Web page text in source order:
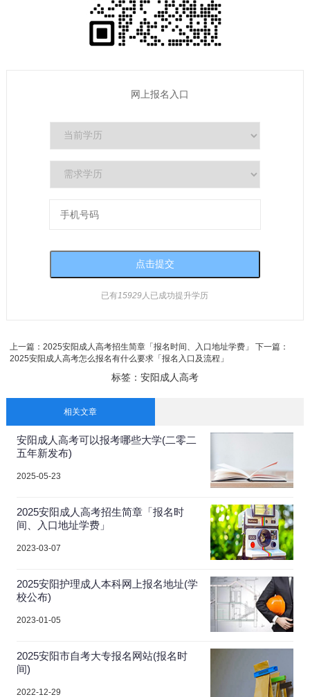
网上报名入口
已有15929人已成功提升学历
上一篇： 2025安阳成人高考招生简章「报名时间、入口地址学费」
下一篇：
2025安阳成人高考怎么报名有什么要求「报名入口及流程」
标签： 安阳成人高考
相关文章
安阳成人高考可以报考哪些大学(二零二
五年新发布)
2025-05-23
2025安阳成人高考招生简章「报名时
间、入口地址学费」
2023-03-07
2025安阳护理成人本科网上报名地址(学
校公布)
2023-01-05
2025安阳市自考大专报名网站(报名时
间)
2022-12-29